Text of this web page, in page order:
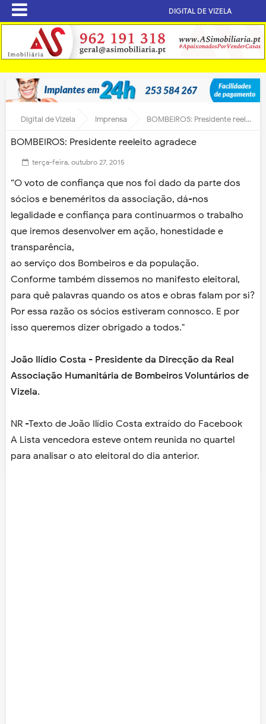
DIGITAL DE VIZELA
Digital de Vizela Imprensa BOMBEIROS: Presidente reeleito agradece
BOMBEIROS: Presidente reeleito agradece
terça-feira, outubro 27, 2015
“O voto de confiança que nos foi dado da parte dos
sócios e beneméritos da associação, dá-nos
legalidade e confiança para continuarmos o trabalho
que iremos desenvolver em ação, honestidade e
transparência,
ao serviço dos Bombeiros e da população.
Conforme também dissemos no manifesto eleitoral,
para quê palavras quando os atos e obras falam por si?
Por essa razão os sócios estiveram connosco. E por
isso queremos dizer obrigado a todos."
João Ilídio Costa - Presidente da Direcção da Real
Associação Humanitária de Bombeiros Voluntários de
Vizela.
NR -Texto de João Ilídio Costa extraído do Facebook
A Lista vencedora esteve ontem reunida no quartel
para analisar o ato eleitoral do dia anterior.